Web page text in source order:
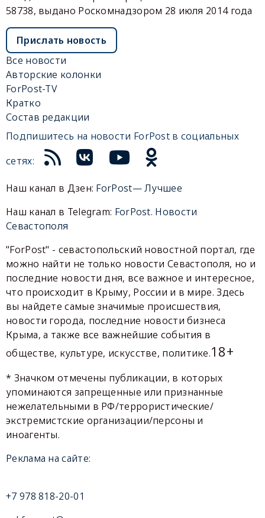
58738, выдано Роскомнадзором 28 июля 2014 года
Прислать новость
Все новости
Авторские колонки
ForPost-TV
Кратко
Состав редакции
Подпишитесь на новости ForPost в социальных
сетях:
Наш канал в Дзен: ForPost— Лучшее
Наш канал в Telegram: ForPost. Новости
Севастополя
"ForPost" - севастопольский новостной портал, где
можно найти не только новости Севастополя, но и
последние новости дня, все важное и интересное,
что происходит в Крыму, России и в мире. Здесь
вы найдете самые значимые происшествия,
новости города, последние новости бизнеса
Крыма, а также все важнейшие события в
обществе, культуре, искусстве, политике.18+
* Значком отмечены публикации, в которых
упоминаются запрещенные или признанные
нежелательными в РФ/террористические/
экстремистские организации/персоны и
иноагенты.
Реклама на сайте:
+7 978 818-20-01